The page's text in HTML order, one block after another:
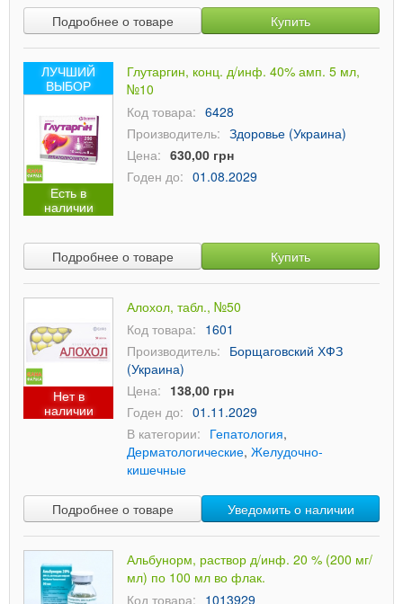
Подробнее о товаре Купить
ЛУЧШИЙ
ВЫБОР
Есть в
наличии
Глутаргин, конц. д/инф. 40% амп. 5 мл,
№10
Код товара: 6428
Производитель: Здоровье (Украина)
Цена: 630,00 грн
Годен до: 01.08.2029
Подробнее о товаре Купить
Нет в
наличии
Алохол, табл., №50
Код товара: 1601
Производитель: Борщаговский ХФЗ
(Украина)
Цена: 138,00 грн
Годен до: 01.11.2029
В категории: Гепатология,
Дерматологические, Желудочно-
кишечные
Подробнее о товаре Уведомить о наличии
Альбунорм, раствор д/инф. 20 % (200 мг/
мл) по 100 мл во флак.
Код товара: 1013929